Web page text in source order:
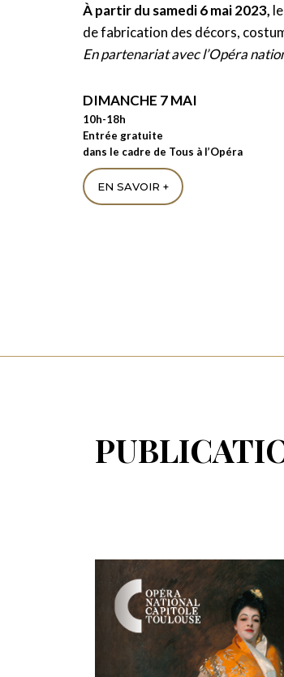
À partir du samedi 6 mai 2023,
de fabrication des décors,
En partenariat avec l’Opéra
DIMANCHE 7 MAI
10h-18h
Entrée gratuite
dans le cadre de Tous à l’Opéra
EN SAVOIR +